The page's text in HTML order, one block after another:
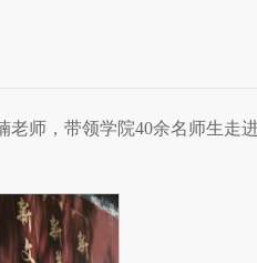
老师，带领学院40余名师生走